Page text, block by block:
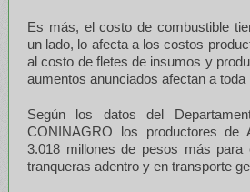
Es más, el costo de combustible
un lado, lo afecta a los costos
al costo de fletes de insumos y
aumentos anunciados afectan a
Según los datos del
CONINAGRO los productores de
3.018 millones de pesos más
tranqueras adentro y en transporte